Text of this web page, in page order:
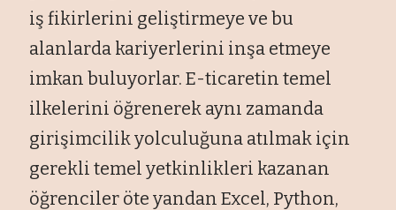
iş fikirlerini geliştirmeye ve bu
alanlarda kariyerlerini inşa etmeye
imkan buluyorlar. E-ticaretin temel
ilkelerini öğrenerek aynı zamanda
girişimcilik yolculuğuna atılmak için
gerekli temel yetkinlikleri kazanan
öğrenciler öte yandan Excel, Python,